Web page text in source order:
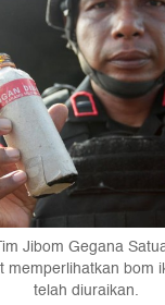
Jibom Gegana
memperlihatkan bom
telah diuraikan.